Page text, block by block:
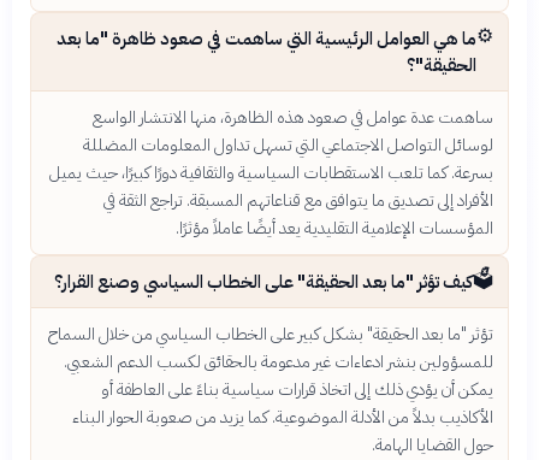
⚙️ما هي العوامل الرئيسية التي ساهمت في صعود ظاهرة "ما بعد
الحقيقة"؟
ساهمت عدة عوامل في صعود هذه الظاهرة، منها الانتشار الواسع
لوسائل التواصل الاجتماعي التي تسهل تداول المعلومات المضللة
بسرعة. كما تلعب الاستقطابات السياسية والثقافية دورًا كبيرًا، حيث يميل
الأفراد إلى تصديق ما يتوافق مع قناعاتهم المسبقة. تراجع الثقة في
المؤسسات الإعلامية التقليدية يعد أيضًا عاملاً مؤثرًا.
🗳️كيف تؤثر "ما بعد الحقيقة" على الخطاب السياسي وصنع القرار؟
تؤثر "ما بعد الحقيقة" بشكل كبير على الخطاب السياسي من خلال السماح
للمسؤولين بنشر ادعاءات غير مدعومة بالحقائق لكسب الدعم الشعبي.
يمكن أن يؤدي ذلك إلى اتخاذ قرارات سياسية بناءً على العاطفة أو
الأكاذيب بدلاً من الأدلة الموضوعية. كما يزيد من صعوبة الحوار البناء
حول القضايا الهامة.